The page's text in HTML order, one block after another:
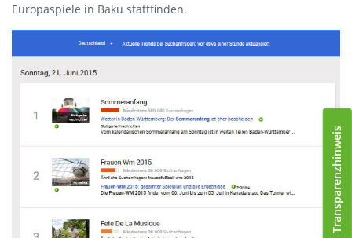
Europaspiele in Baku stattfinden.
Transparenzhinweis